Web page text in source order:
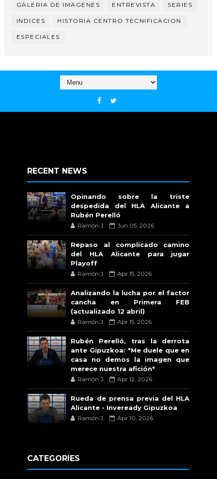
GALERIA DE IMAGENES ENTREVISTA SERIES
INDICES HISTORIA CENTRO TECNIFICACION
ESPECIALES
RECENT NEWS
Opinando sobre la triste
despedida del HLA Alicante a
Rubén Perelló
Ramón J. Jun 05, 2026
Repaso al complicado camino
del HLA Alicante para jugar
Playoff
Ramón J. Apr 15, 2026
Analizando la lucha por el factor
cancha en Primera FEB
(actualizado 12 abril)
Ramón J. Apr 15, 2026
Rubén Perelló, tras la derrota
ante Gipuzkoa: "Me duele que en
casa no demos la imagen que
merece nuestra afición"
Ramón J. Apr 12, 2026
Rueda de prensa previa del HLA
Alicante - Inveready Gipuzkoa
Ramón J. Apr 10, 2026
CATEGORIES